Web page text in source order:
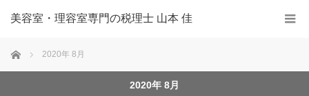
美容室・理容室専門の税理士 山本 佳
ホーム 2020年 8月
2020年 8月